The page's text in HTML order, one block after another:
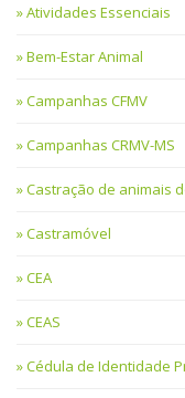
Atividades Essenciais
Bem-Estar Animal
Campanhas CFMV
Campanhas CRMV-MS
Castração de animais
Castramóvel
CEA
CEAS
Cédula de Identidade